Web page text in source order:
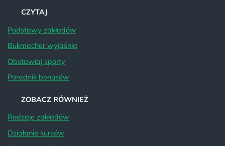
CZYTAJ
Podstawy zakładów
Bukmacher wyjaśnia
Obstawiaj sporty
Poradnik bonusów
ZOBACZ RÓWNIEŻ
Rodzaje zakładów
Działanie kursów